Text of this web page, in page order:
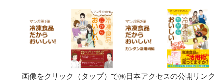
画像をクリック（タップ）で㈱日本アクセスの公開リンク